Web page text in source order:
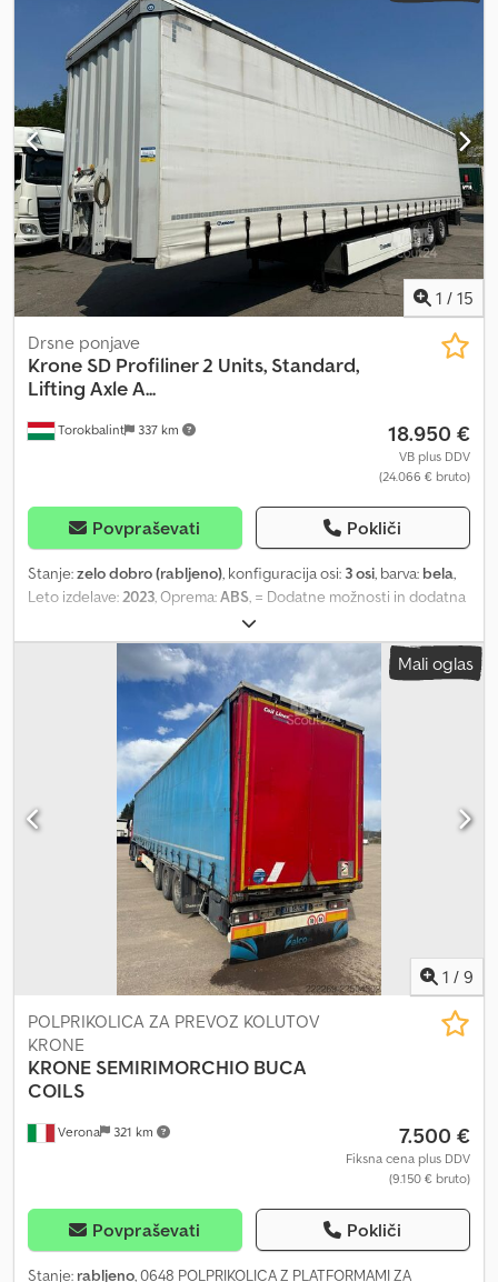
Podporni cilindri za nakladanje z viličarjem | Lastna teža | Sidrne
tirnice na stranskih stenah | Na voljo takoj | Možnost najema |
Notranja višina: 2,75 m, širina: 2,48 m | Dolžina: 13,90 m | Ojačana
premium pnevmatika | Na voljo tudi z ojačanim dnom !!!! | Pridržana
pravica do sprememb, napak in predprodaje. Dedpfx Acoznw
Npogsck
1 / 15
Torokbalint 337 km
Drsne ponjave
Krone SD Profiliner 2 Units, Standard,
Lifting Axle A...
18.950 €
VB plus DDV
(24.066 € bruto)
Povpraševati Pokliči
Stanje:zelo dobro (rabljeno), konfiguracija osi: 3 osi, barva: bela,
Leto izdelave:2023, Oprema:ABS, = Dodatne možnosti in dodatna
oprema = - Zračna vzmet - Kolutne zavore - Orodjarna = Opombe
= 2 enoti: Krone SD 2023 Standard bela WKESD000001073397
Platforma za palete, dvigalna os A 385/65 R22,5 Dcsdpfx
Asztawaocgek Krone SD 2023 Standard bela
WKESD000001073400 Platforma za palete, dvigalna os A 385/65
R22,5 = Dodatne informacije = Letnik: 2023 Tehnično stanje: zelo
dobro Vizualno stanje: zelo dobro Poškodbe: nobene
Mali oglas
1 / 9
Verona 321 km
POLPRIKOLICA ZA PREVOZ KOLUTOV
KRONE
KRONE SEMIRIMORCHIO BUCA
COILS
7.500 €
Fiksna cena plus DDV
(9.150 € bruto)
Povpraševati Pokliči
Stanje: rabljeno, 0648 POLPRIKOLICA Z PLATFORMAMI ZA